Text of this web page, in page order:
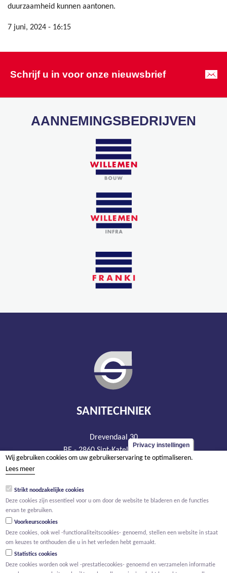
duurzaamheid kunnen aantonen.
7 juni, 2024 - 16:15
Schrijf u in voor onze nieuwsbrief
AANNEMINGSBEDRIJVEN
SANITECHNIEK
Drevendaal 30
BE - 2860 Sint-Katelijne-Waver
tel +32 15 20 93 44
BTW BE 426.444.365
Privacy instellingen
Wij gebruiken cookies om uw gebruikerservaring te optimaliseren.
Lees meer
Strikt noodzakelijke cookies
Deze cookies zijn essentieel voor u om door de website te bladeren en de functies
ervan te gebruiken.
Voorkeurscookies
Deze cookies, ook wel -functionaliteitscookies- genoemd, stellen een website in staat
om keuzes te onthouden die u in het verleden hebt gemaakt.
Statistics cookies
Deze cookies worden ook wel -prestatiecookies- genoemd en verzamelen informatie